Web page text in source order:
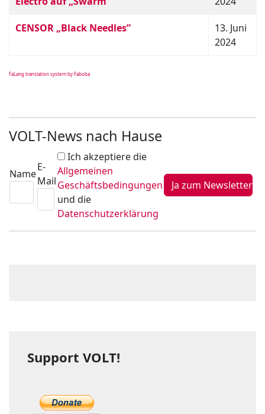
CENSOR „Black Needles”
13. Juni
2024
FaLang translation system by Faboba
VOLT-News nach Hause
Name
E-
Mail
Ich akzeptiere die
Allgemeinen
Geschäftsbedingungen
und die
Datenschutzerklärung
Support VOLT!